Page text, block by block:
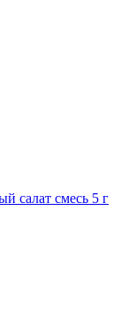
салат смесь 5 г